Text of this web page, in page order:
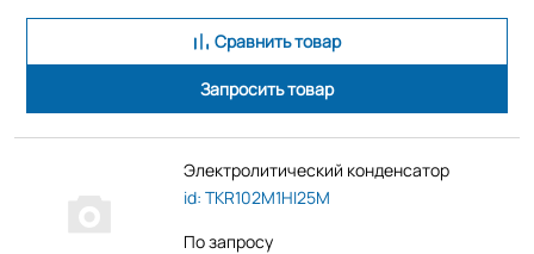
Сравнить товар
Запросить товар
Электролитический конденсатор
id: TKR102M1HI25M
По запросу